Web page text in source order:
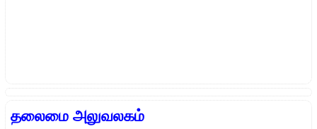
தலைமை அலுவலகம்